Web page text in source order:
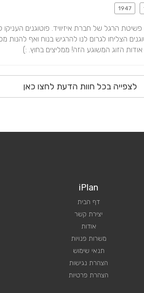
1947
הזוג המשוגע הזה! ממליצים בחוץ. :)
לצפייה בכל חוות הדעת לחצו כאן
iPlan
דף הבית
יצירת קשר
אודות
משרות פנויות
תנאי שימוש
הצהרת נגישות
הצהרת פרטיות